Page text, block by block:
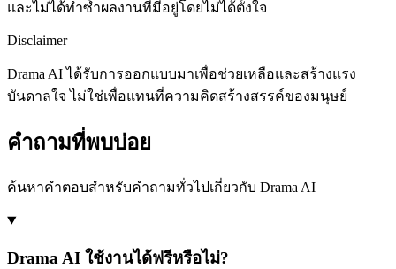
และไม่ได้ทำซ้ำผลงานที่มีอยู่โดยไม่ได้ตั้งใจ
Disclaimer
Drama AI ได้รับการออกแบบมาเพื่อช่วยเหลือและสร้างแรง
บันดาลใจ ไม่ใช่เพื่อแทนที่ความคิดสร้างสรรค์ของมนุษย์
คำถามที่พบบ่อย
ค้นหาคำตอบสำหรับคำถามทั่วไปเกี่ยวกับ Drama AI
Drama AI ใช้งานได้ฟรีหรือไม่?